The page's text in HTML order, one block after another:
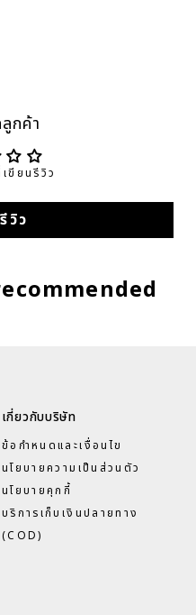
กค้า
ขียนรีวิว
วิว
เกี่ยวกับบริษัท
ข้อกำหนดและเงื่อนไข
นโยบายความเป็นส่วนตัว
นโยบายคุกกี้
บริการเก็บเงินปลายทาง
(COD)